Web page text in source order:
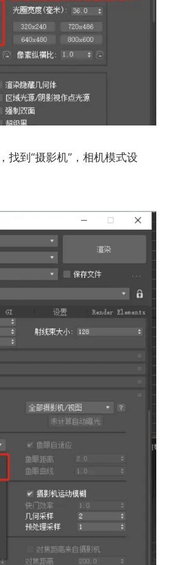
找到“摄影机”，相机模式设